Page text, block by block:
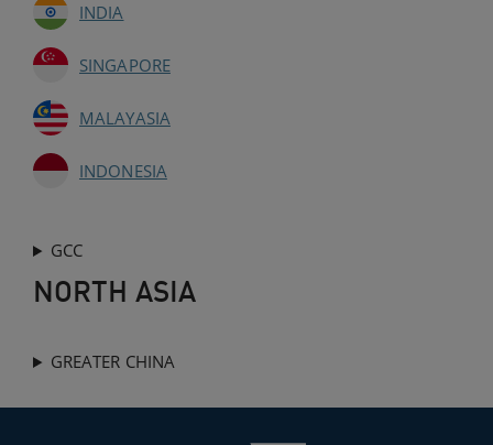
INDIA
SINGAPORE
MALAYASIA
INDONESIA
GCC
NORTH ASIA
GREATER CHINA